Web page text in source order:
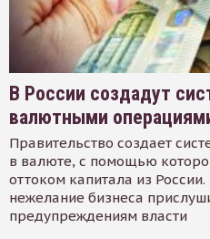
В России создадут
валютными
Правительство создает
в валюте, с помощью
оттоком капитала из
нежелание бизнеса
предупреждениям власти